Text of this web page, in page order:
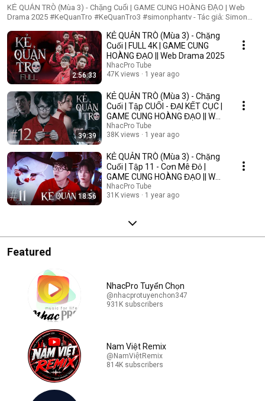
HOÀNG ĐẠO | Web Drama 2025
KẺ QUẢN TRÒ (Mùa 3) - Chặng Cuối | GAME CUNG HOÀNG ĐẠO | Web
Drama 2025 #KeQuanTro #KeQuanTro3 #simonphantv - Tác giả: Simon
Khánh Duy ► Một trò chơi kỳ lạ, với mức thưởng tiền tỷ. Một trò chơi
mang hơi hướng của show truyền hình thực tế, nhưng dần trở nên đen tối
hơn quà từng vòng. Ai sẽ là người chiến thắng cuối cùng?. Mục đích của
KẺ QUẢN TRÒ là gì?. Và gương mặt đằng sau chiếc mặt nạ. Tất cả sẽ tiết
lộ trong seri web drama KẺ QUẢN TRÒ (Mùa 3) Simon Phan _ Anh trai
Simon Huỳnh Nhựt _ Diễn viên Huỳnh Nhựt Bnat _ Ca sĩ Bnat Bảo Ngân _
Cô giáo Bảo Ngân Trúc _ TikToker Trúc Khánh Duy _ Nghệ sĩ Khánh Duy
Simon Phan _ Em trai Cá Hồi
2:56:33
KẺ QUẢN TRÒ (Mùa 3) - Chặng
Cuối | FULL 4K | GAME CUNG
HOÀNG ĐẠO || Web Drama 2025
NhacPro Tube
47K views
1 year ago
39:39
KẺ QUẢN TRÒ (Mùa 3) - Chặng
Cuối | Tập CUỐI - ĐẠI KẾT CỤC |
GAME CUNG HOÀNG ĐẠO || Web
Drama 2025
NhacPro Tube
38K views
1 year ago
18:56
KẺ QUẢN TRÒ (Mùa 3) - Chặng
Cuối | Tập 11 - Cơn Mê Đỏ |
GAME CUNG HOÀNG ĐẠO || Web
Drama 2025
NhacPro Tube
31K views
1 year ago
Featured
NhacPro Tuyển Chọn
@nhacprotuyenchon347
931K subscribers
Nam Việt Remix
@NamViệtRemix
814K subscribers